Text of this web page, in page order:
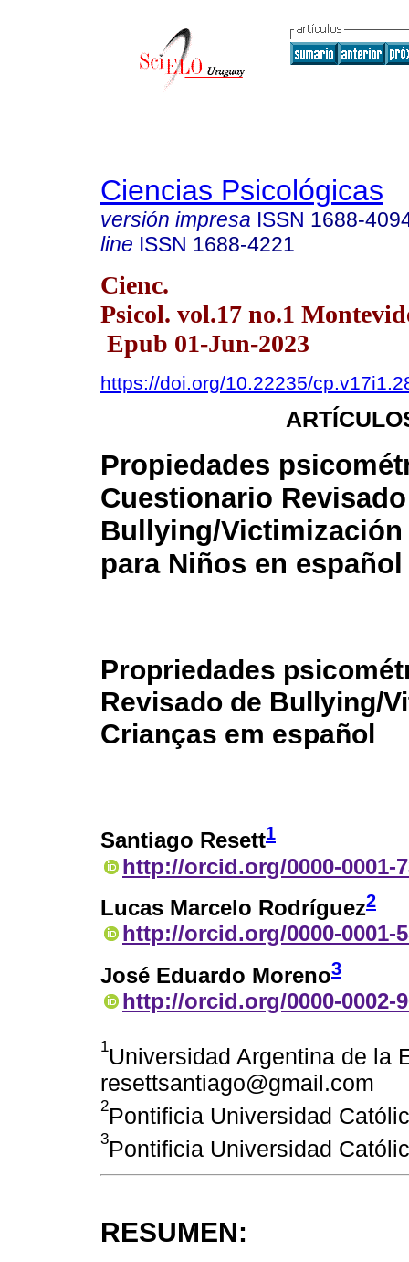
Ciencias Psicológicas
versión impresa ISSN 1688-
line ISSN 1688-4221
Cienc.
Psicol. vol.17 no.1
Epub 01-Jun-2023
https://doi.org/10.22235/
Propiedades
Cuestionario
Bullying/Victimización
para Niños en español
Propriedades
Revisado de Bullying/
Crianças em español
Santiago Resett1
http://orcid.org/0000-0001-
Lucas Marcelo Rodríguez2
http://orcid.org/0000-0001-
José Eduardo Moreno3
http://orcid.org/0000-0002-
1Universidad Argentina de la
resettsantiago@gmail.com
2Pontificia Universidad
3Pontificia Universidad
RESUMEN: